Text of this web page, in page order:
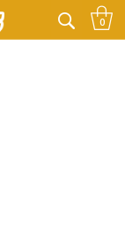
VASARA 0